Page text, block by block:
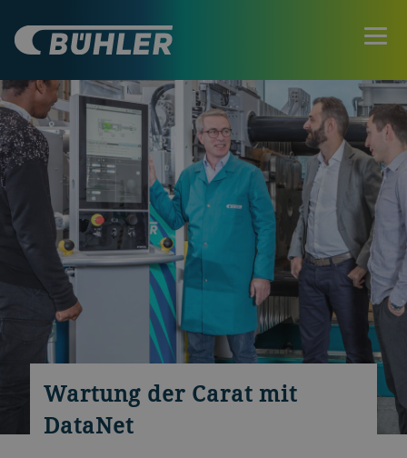
Wartung der Carat mit
DataNet